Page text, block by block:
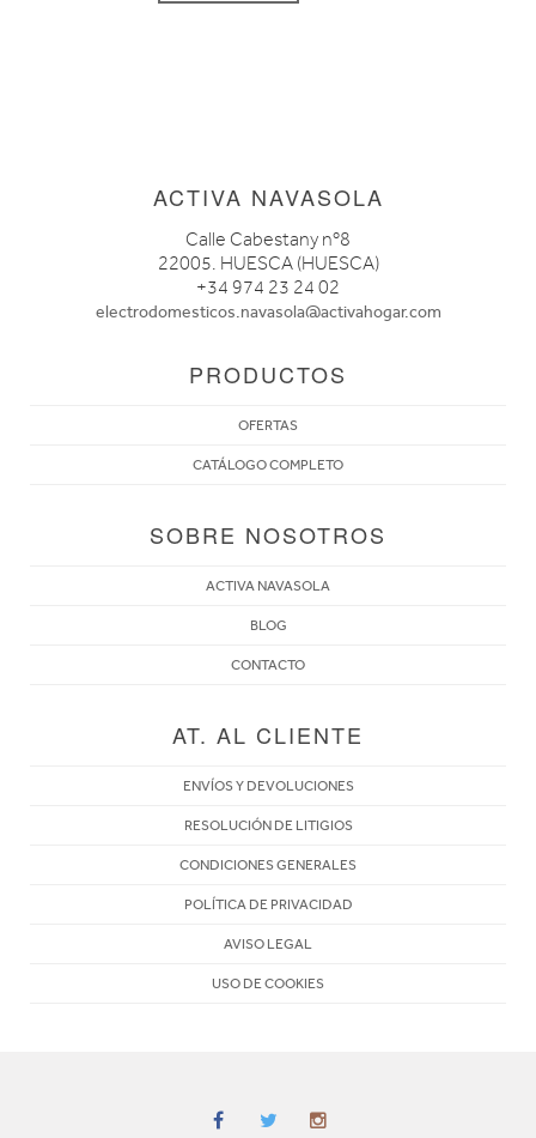
ACTIVA NAVASOLA
Calle Cabestany nº8
22005. HUESCA (HUESCA)
+34 974 23 24 02
electrodomesticos.navasola@activahogar.com
PRODUCTOS
OFERTAS
CATÁLOGO COMPLETO
SOBRE NOSOTROS
ACTIVA NAVASOLA
BLOG
CONTACTO
AT. AL CLIENTE
ENVÍOS Y DEVOLUCIONES
RESOLUCIÓN DE LITIGIOS
CONDICIONES GENERALES
POLÍTICA DE PRIVACIDAD
AVISO LEGAL
USO DE COOKIES